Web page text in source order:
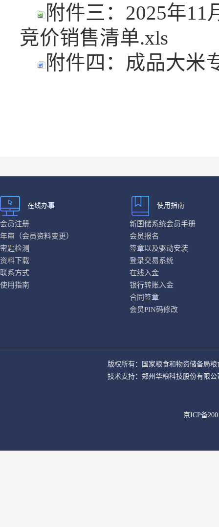
附件三：2025年
竞价销售清单.xls
附件四：成品大米
在线办事 使用指南
会员注册
年审（会员资料变更）
密匙检测
资料下载
联系方式
使用指南
新国储系统会员手册
会员报名
签章以及驱动安装
登录交易系统
在线入金
银行转账入金
合同签章
会员PIN码修改
版权所有：国家粮食和物资储备局
技术支持：郑州华粮科技股份有限公
京ICP备